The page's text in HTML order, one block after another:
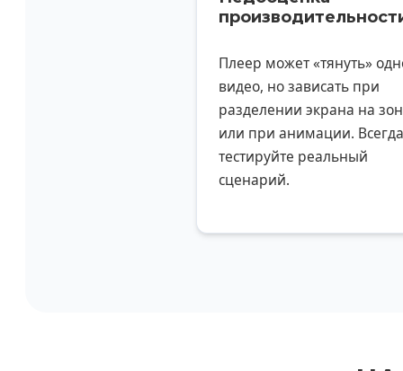
Плеер может «тянуть»
видео, но зависать при
разделении экрана на
или при анимации. Всегда
тестируйте реальный
сценарий.